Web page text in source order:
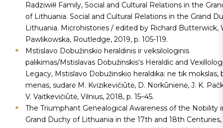
Radziwiłł Family, Social and Cultural Relations in the
of Lithuania. Social and Cultural Relations in the Grand
Lithuania. Microhistories / edited by Richard Butterwick,
Pawlikowska, Routledge, 2019, p. 105-119.
Mstislavo Dobužinskio heraldinis ir veksilologinis
palikimas/Mstislavas Dobužinskis‘s Heraldic and
Legacy, Mstislavo Dobužinskio heraldika: ne tik mokslas,
menas, sudarė M. Kvizikevičiūtė, D. Norkūnienė, J. K.
V. Vaitkevičiūtė, Vilnius, 2018, p. 15–45.
The Triumphant Genealogical Awareness of the Nobility
Grand Duchy of Lithuania in the 17th and 18th Centuries,